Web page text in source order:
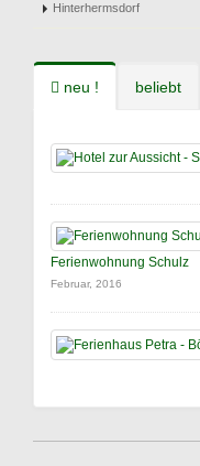
Hinterhermsdorf
neu ! beliebt
Ferienwohnung Schulz
Februar, 2016